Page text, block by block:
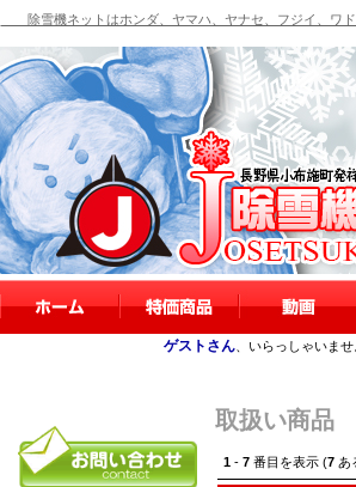
除雪機ネットはホンダ、ヤマハ、ヤナセ、フジイ、ワド
ゲストさん 、いらっしゃいま
取扱い商品
1 - 7 番目を表示 (7 あ